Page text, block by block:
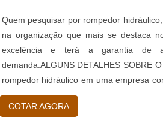
Quem pesquisar por rompedor
na organização que mais se destaca
excelência e terá a garantia de
demanda.ALGUNS DETALHES SOBRE
rompedor hidráulico em uma empresa
MG. Com grande expressão de mercado
COTAR AGORA